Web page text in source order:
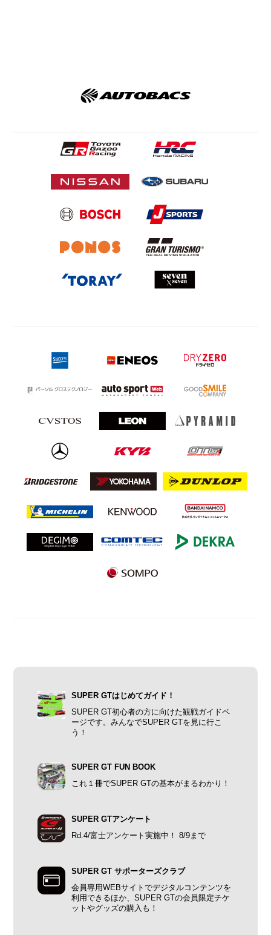
SUPER GTはじめてガイド！
SUPER GT初心者の方に向けた観戦ガイドペ
ージです。みんなでSUPER GTを見に行こ
う！
SUPER GT FUN BOOK
これ１冊でSUPER GTの基本がまるわかり！
SUPER GTアンケート
Rd.4/富士アンケート実施中！ 8/9まで
SUPER GT サポーターズクラブ
会員専用WEBサイトでデジタルコンテンツを
利用できるほか、SUPER GTの会員限定チケ
ットやグッズの購入も！